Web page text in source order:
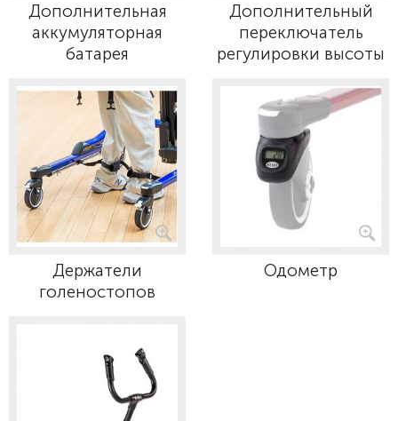
Дополнительная
аккумуляторная
батарея
Дополнительный
переключатель
регулировки высоты
Держатели
голеностопов
Одометр